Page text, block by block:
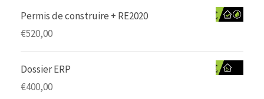
Permis de construire + RE2020
€520,00
Dossier ERP
€400,00